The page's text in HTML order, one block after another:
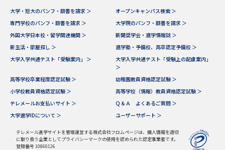
Ｑ＆Ａ よくあるご質問 大学進学IDについて
資料の料金の
受付内容・発送状況の確認
テレメール
個人情報取扱規定
特定商取引表記
テレメール進学カタログ
大学・短大のパンフ・願書を請求 ＞
オープンキャンパス検索 ＞
専門学校のパンフ・願書を請求 ＞
大学院のパンフ・願書を請求 ＞
外国大学日本校・留学関連機関 ＞
新聞奨学会・進学情報誌 ＞
新生活・部屋探し ＞
進学塾・予備校、高卒認定予備校 ＞
大学入学共通テスト「受験案内」 ＞
大学入学共通テスト「受験上の配慮案内」
＞
高等学校卒業程度認定試験 ＞
幼稚園教員資格認定試験 ＞
小学校教員資格認定試験 ＞
高等学校（情報）教員資格認定試験 ＞
テレメールお支払いサイト ＞
Ｑ＆Ａ よくあるご質問 ＞
大学進学IDについて ＞
ユーザーサポート ＞
テレメール進学サイトを管理運営する株式会社フロムページは、個人情報を適切
に取り扱う企業としてプライバシーマークの使用を認められた認定事業者です。
登録番号 10860126